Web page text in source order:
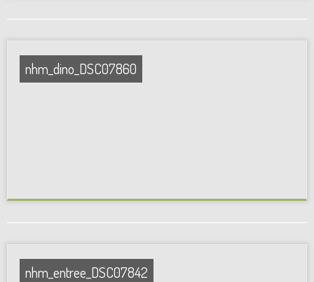
nhm_dino_DSC07860
nhm_entree_DSC07842